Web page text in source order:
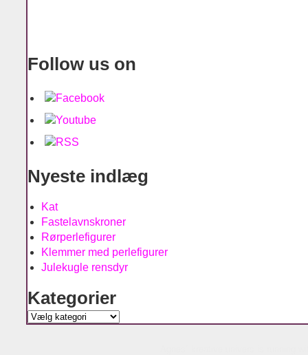
Follow us on
Nyeste indlæg
Kat
Fastelavnskroner
Rørperlefigurer
Klemmer med perlefigurer
Julekugle rensdyr
Kategorier
Kategorier